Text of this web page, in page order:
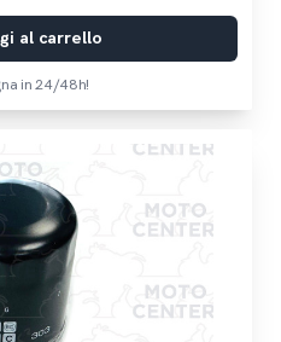
al carrello
in 24/48h!